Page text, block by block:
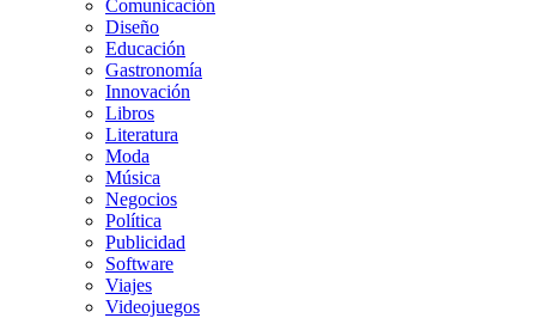
Comunicación
Diseño
Educación
Gastronomía
Innovación
Libros
Literatura
Moda
Música
Negocios
Política
Publicidad
Software
Viajes
Videojuegos